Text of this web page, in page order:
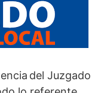
del Juzgado